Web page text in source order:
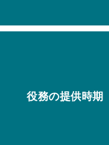
役務の提供時期